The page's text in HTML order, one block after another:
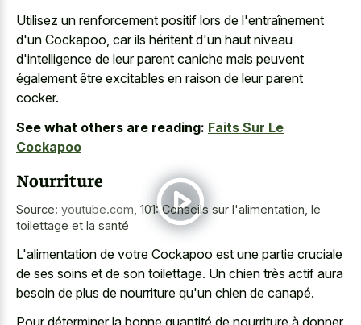
Utilisez un renforcement positif lors de l'entraînement
d'un Cockapoo, car ils héritent d'un haut niveau
d'intelligence de leur parent caniche mais peuvent
également être excitables en raison de leur parent
cocker.
See what others are reading: Faits Sur Le
Cockapoo
Nourriture
Source: youtube.com 101: Conseils sur l'alimentation, le
toilettage et la santé
L'alimentation de votre Cockapoo est une partie cruciale
de ses soins et de son toilettage. Un chien très actif aura
besoin de plus de nourriture qu'un chien de canapé.